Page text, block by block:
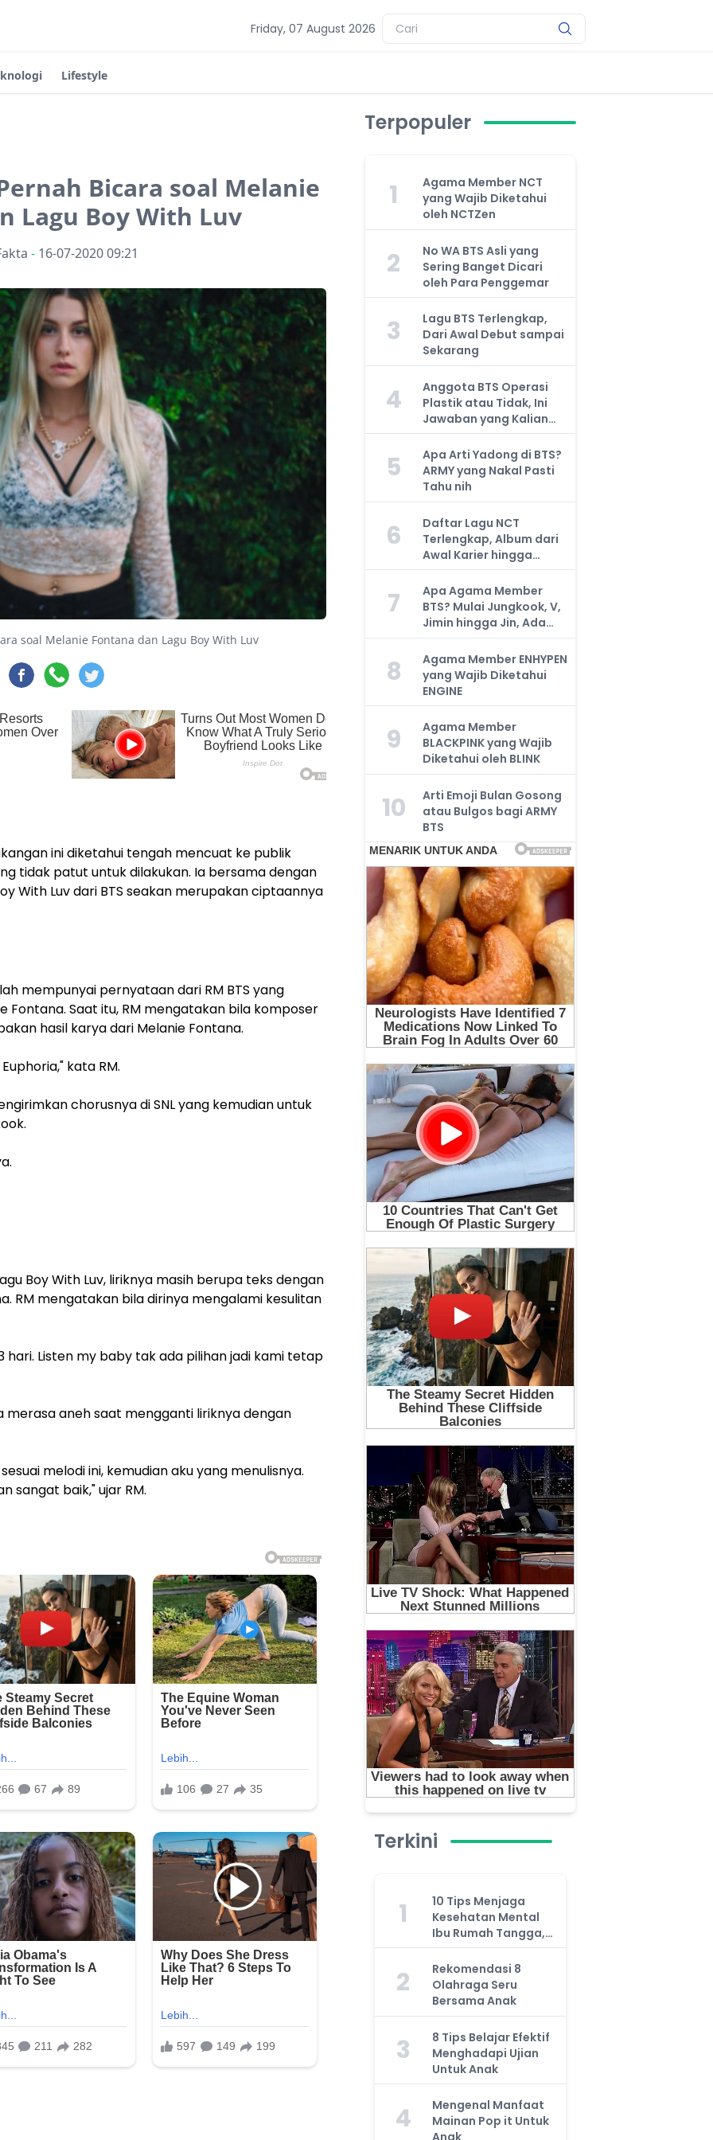
Friday, 07 August 2026
Lifestyle
Bicara soal Melanie
Lagu Boy With Luv
- 16-07-2020 09:21
soal Melanie Fontana dan Lagu Boy With Luv
ini diketahui tengah mencuat ke publik
tidak patut untuk dilakukan. Ia bersama dengan
With Luv dari BTS seakan merupakan ciptaannya
mempunyai pernyataan dari RM BTS yang
Saat itu, RM mengatakan bila komposer
hasil karya dari Melanie Fontana.
kata RM.
chorusnya di SNL yang kemudian untuk
Boy With Luv, liriknya masih berupa teks dengan
RM mengatakan bila dirinya mengalami kesulitan
hari. Listen my baby tak ada pilihan jadi kami tetap
merasa aneh saat mengganti liriknya dengan
melodi ini, kemudian aku yang menulisnya.
sangat baik," ujar RM.
Terpopuler
1
Agama Member NCT
yang Wajib Diketahui
oleh NCTZen
2
No WA BTS Asli yang
Sering Banget Dicari
oleh Para Penggemar
3
Lagu BTS Terlengkap,
Dari Awal Debut sampai
Sekarang
4
Anggota BTS Operasi
Plastik atau Tidak, Ini
Jawaban yang Kalian
Cari
5
Apa Arti Yadong di BTS?
ARMY yang Nakal Pasti
Tahu nih
6
Daftar Lagu NCT
Terlengkap, Album dari
Awal Karier hingga
Sekarang
7
Apa Agama Member
BTS? Mulai Jungkook, V,
Jimin hingga Jin, Ada
yang Atheis
8
Agama Member ENHYPEN
yang Wajib Diketahui
ENGINE
9
Agama Member
BLACKPINK yang Wajib
Diketahui oleh BLINK
10
Arti Emoji Bulan Gosong
atau Bulgos bagi ARMY
BTS
Terkini
1
10 Tips Menjaga
Kesehatan Mental
Ibu Rumah Tangga,
Jangan Anggap
Remeh!
2
Rekomendasi 8
Olahraga Seru
Bersama Anak
3
8 Tips Belajar Efektif
Menghadapi Ujian
Untuk Anak
4
Mengenal Manfaat
Mainan Pop it Untuk